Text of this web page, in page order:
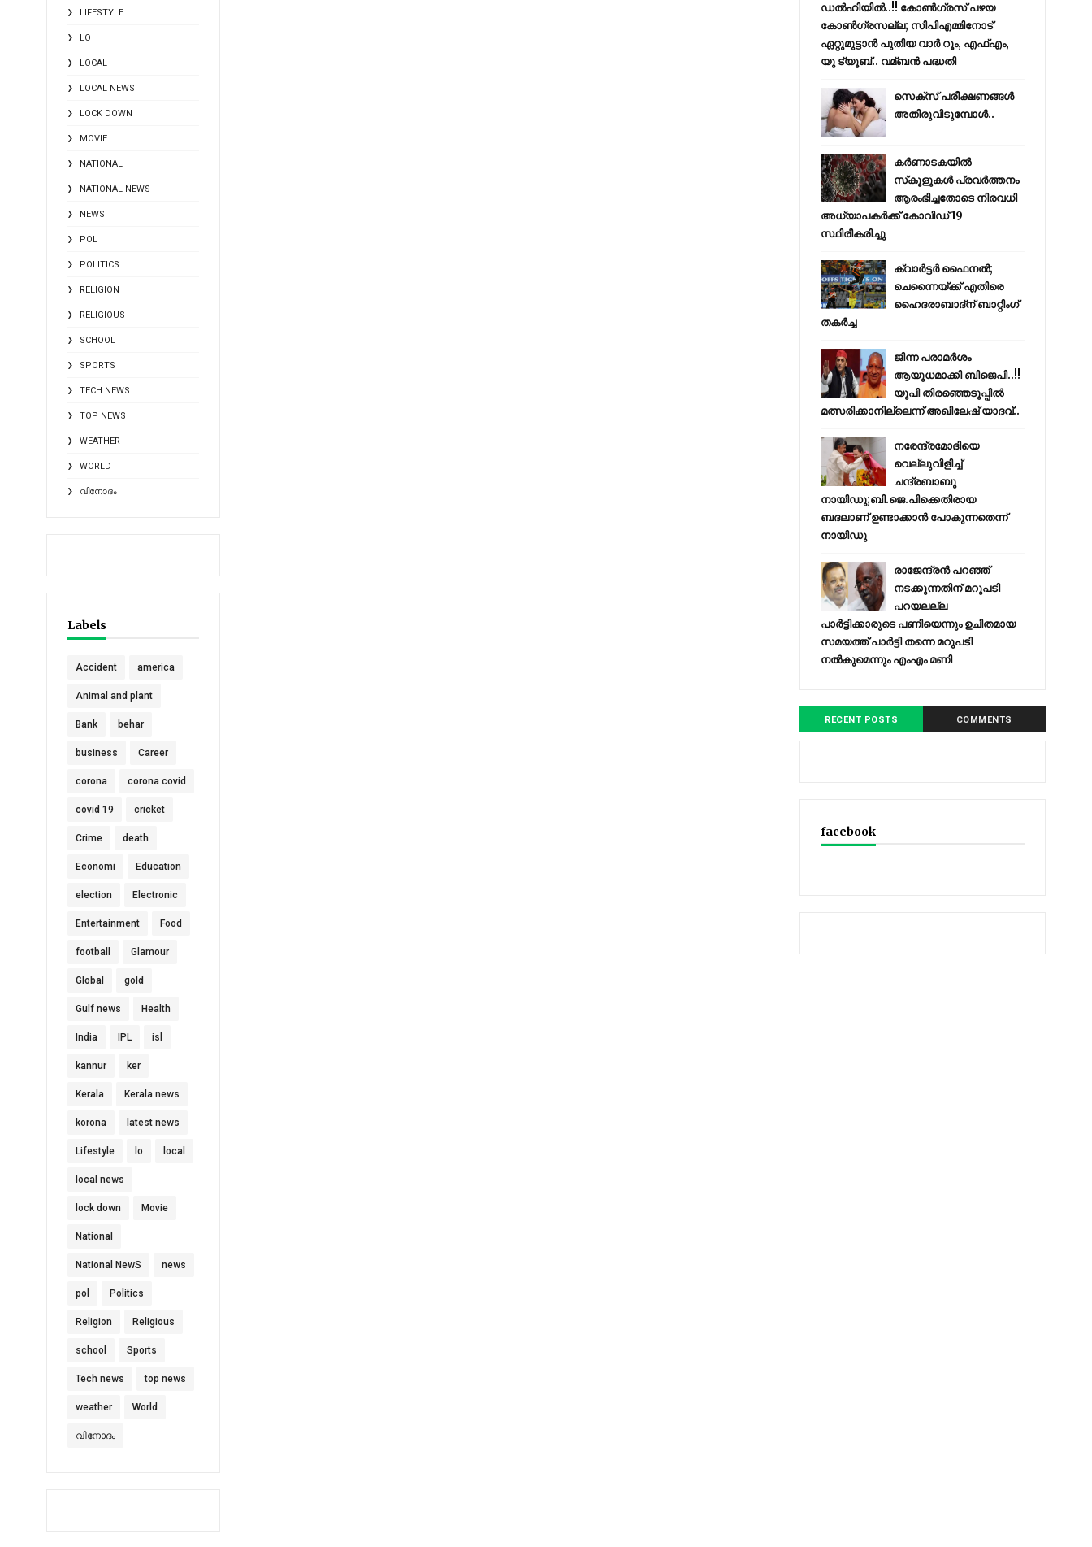
LIFESTYLE
LO
LOCAL
LOCAL NEWS
LOCK DOWN
MOVIE
NATIONAL
NATIONAL NEWS
NEWS
POL
POLITICS
RELIGION
RELIGIOUS
SCHOOL
SPORTS
TECH NEWS
TOP NEWS
WEATHER
WORLD
വിനോദം
Labels
Accident america
Animal and plant
Bank behar
business Career
corona corona covid
covid 19 cricket
Crime death
Economi Education
election Electronic
Entertainment Food
football Glamour
Global gold
Gulf news Health
India IPL isl
kannur ker
Kerala Kerala news
korona latest news
Lifestyle lo local
local news
lock down Movie
National
National NewS news
pol Politics
Religion Religious
school Sports
Tech news top news
weather World
വിനോദം
ഡൽഹിയിൽ..!! കോണ്‍ഗ്രസ് പഴയ
കോണ്‍ഗ്രസല്ല; സിപിഎമ്മിനോട്
ഏറ്റുമുട്ടാന്‍ പുതിയ വാര്‍ റൂം, എഫ്‌എം,
യു ട്യൂബ്.. വമ്ബന്‍ പദ്ധതി
സെക്സ് പരീക്ഷണങ്ങൾ
അതിരുവിടുമ്പോൾ..
കര്‍ണാടകയില്‍
സ്‌കൂളുകള്‍ പ്രവര്‍ത്തനം
ആരംഭിച്ചതോടെ നിരവധി
അധ്യാപകര്‍ക്ക് കോവിഡ് 19
സ്ഥിരീകരിച്ചു
ക്വാർട്ടർ ഫൈനൽ;
ചെന്നൈയ്ക്ക് എതിരെ
ഹൈദരാബാദ്ന് ബാറ്റിംഗ്
തകർച്ച
ജിന്ന പരാമര്‍ശം
ആയുധമാക്കി ബിജെപി..!!
യുപി തിരഞ്ഞെടുപ്പില്‍
മത്സരിക്കാനില്ലെന്ന് അഖിലേഷ് യാദവ്..
നരേന്ദ്രമോദിയെ
വെല്ലുവിളിച്ച്
ചന്ദ്രബാബു
നായിഡു;ബി.ജെ.പിക്കെതിരായ
ബദലാണ് ഉണ്ടാക്കാന്‍ പോകുന്നതെന്ന്
നായിഡു
രാജേന്ദ്രന്‍ പറഞ്ഞ്
നടക്കുന്നതിന് മറുപടി
പറയലല്ല
പാര്‍ട്ടിക്കാരുടെ പണിയെന്നും ഉചിതമായ
സമയത്ത് പാര്‍ട്ടി തന്നെ മറുപടി
നല്‍കുമെന്നും എംഎം മണി
RECENT POSTS COMMENTS
facebook